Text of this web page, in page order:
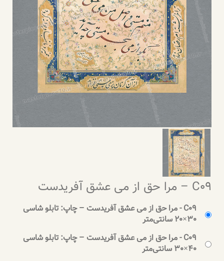
C09 – مرا حق از می عشق آفریدست
C09 - مرا حق از می عشق آفریدست – چاپ: تابلو شاسی
30×20 سانتی‌متر
C09 - مرا حق از می عشق آفریدست – چاپ: تابلو شاسی
40×30 سانتی‌متر